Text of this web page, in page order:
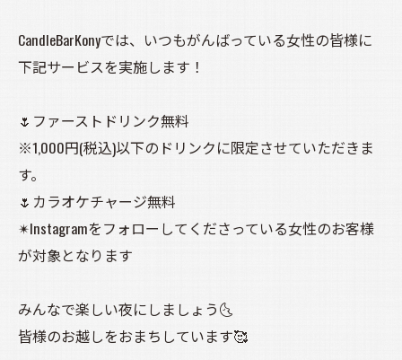
CandleBarKonyでは、いつもがんばっている女性の皆様に
下記サービスを実施します！
🌷ファーストドリンク無料
※1,000円(税込)以下のドリンクに限定させていただきま
す。
🌷カラオケチャージ無料
✴Instagramをフォローしてくださっている女性のお客様
が対象となります
みんなで楽しい夜にしましょう🌜️
皆様のお越しをおまちしています🥰